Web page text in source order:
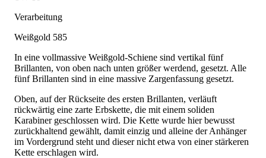
Verarbeitung
Weißgold 585
In eine vollmassive Weißgold-Schiene sind vertikal fünf
Brillanten, von oben nach unten größer werdend, gesetzt. Alle
fünf Brillanten sind in eine massive Zargenfassung gesetzt.
Oben, auf der Rückseite des ersten Brillanten, verläuft
rückwärtig eine zarte Erbskette, die mit einem soliden
Karabiner geschlossen wird. Die Kette wurde hier bewusst
zurückhaltend gewählt, damit einzig und alleine der Anhänger
im Vordergrund steht und dieser nicht etwa von einer stärkeren
Kette erschlagen wird.